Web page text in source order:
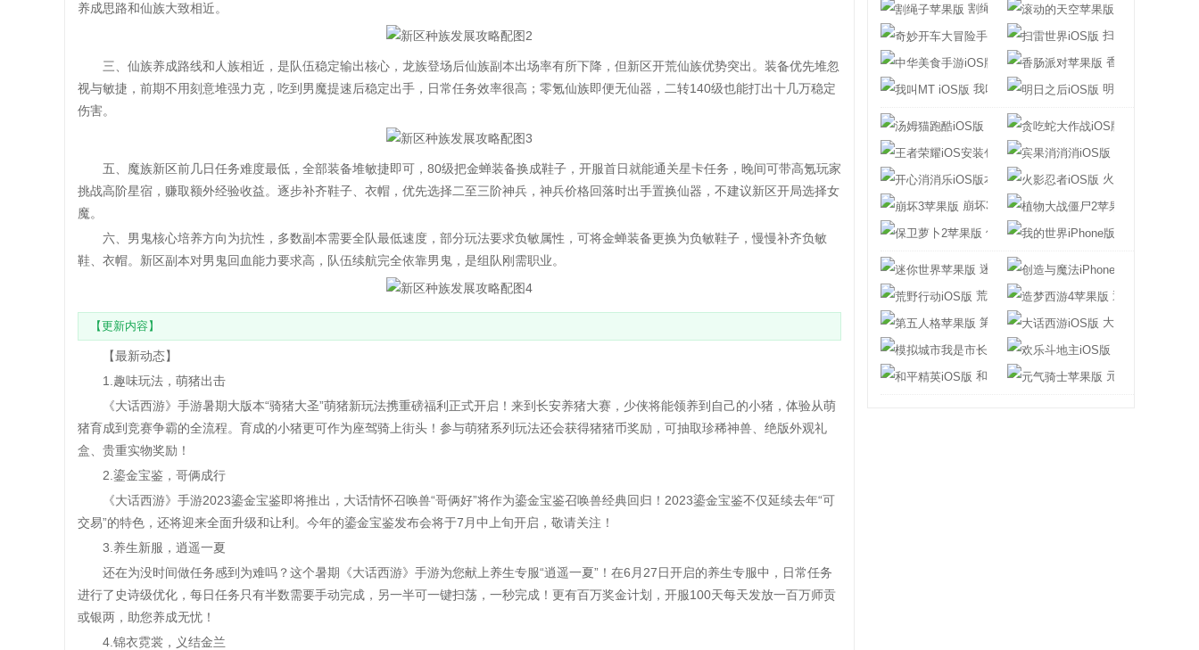
养成思路和仙族大致相近。
三、仙族养成路线和人族相近，是队伍稳定输出核心，龙族登场后仙族副本出场率有所下降，但新区开荒仙族优势突出。装备优先堆忽
视与敏捷，前期不用刻意堆强力克，吃到男魔提速后稳定出手，日常任务效率很高；零氪仙族即便无仙器，二转140级也能打出十几万稳定
伤害。
五、魔族新区前几日任务难度最低，全部装备堆敏捷即可，80级把金蝉装备换成鞋子，开服首日就能通关星卡任务，晚间可带高氪玩家
挑战高阶星宿，赚取额外经验收益。逐步补齐鞋子、衣帽，优先选择二至三阶神兵，神兵价格回落时出手置换仙器，不建议新区开局选择女
魔。
六、男鬼核心培养方向为抗性，多数副本需要全队最低速度，部分玩法要求负敏属性，可将金蝉装备更换为负敏鞋子，慢慢补齐负敏
鞋、衣帽。新区副本对男鬼回血能力要求高，队伍续航完全依靠男鬼，是组队刚需职业。
【更新内容】
【最新动态】
1.趣味玩法，萌猪出击
《大话西游》手游暑期大版本“骑猪大圣”萌猪新玩法携重磅福利正式开启！来到长安养猪大赛，少侠将能领养到自己的小猪，体验从萌
猪育成到竞赛争霸的全流程。育成的小猪更可作为座驾骑上街头！参与萌猪系列玩法还会获得猪猪币奖励，可抽取珍稀神兽、绝版外观礼
盒、贵重实物奖励！
2.鎏金宝鉴，哥俩成行
《大话西游》手游2023鎏金宝鉴即将推出，大话情怀召唤兽“哥俩好”将作为鎏金宝鉴召唤兽经典回归！2023鎏金宝鉴不仅延续去年“可
交易”的特色，还将迎来全面升级和让利。今年的鎏金宝鉴发布会将于7月中上旬开启，敬请关注！
3.养生新服，逍遥一夏
还在为没时间做任务感到为难吗？这个暑期《大话西游》手游为您献上养生专服“逍遥一夏”！在6月27日开启的养生专服中，日常任务
进行了史诗级优化，每日任务只有半数需要手动完成，另一半可一键扫荡，一秒完成！更有百万奖金计划，开服100天每天发放一百万师贡
或银两，助您养成无忧！
4.锦衣霓裳，义结金兰
割绳子苹果版
奇妙开车大冒险手游iOS版扫雷世界iOS版
中华美食手游iOS版
香肠派对苹果版
我叫MT iOS版
明日之后iOS版
汤姆猫跑酷iOS版
王者荣耀iOS安装包
开心消消乐iOS版本
火影忍者iOS版
崩坏3苹果版
保卫萝卜2苹果版
迷你世界苹果版
荒野行动iOS版
造梦西游4苹果版
第五人格苹果版
大话西游iOS版
模拟城市我是市长iOS版
和平精英iOS版
元气骑士苹果版